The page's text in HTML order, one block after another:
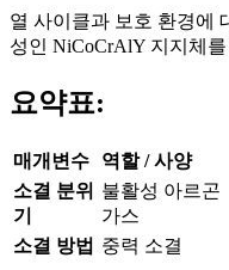
열 사이클과 보호 환경에
성인 NiCoCrAlY 지지체
요약표:
매개변수 역할 / 사양
소결 분위
기
불활성 아르곤
가스
소결 방법 중력 소결